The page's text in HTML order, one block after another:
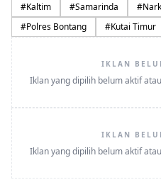
#Kaltim #Samarinda #
#Polres Bontang #Kutai Timur
IKLAN
Iklan yang dipilih belum aktif
IKLAN
Iklan yang dipilih belum aktif